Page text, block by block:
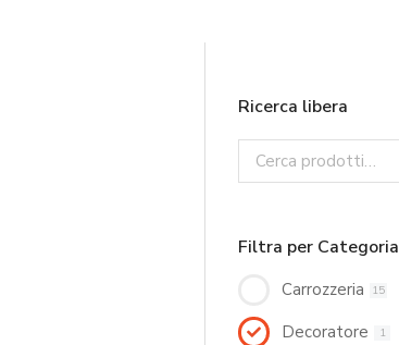
Ricerca libera
Filtra per Categoria
Carrozzeria 15
Decoratore 1